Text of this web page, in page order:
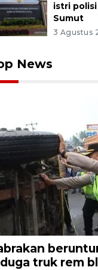
istri
Sumut
3 Agustus
News
truk rem